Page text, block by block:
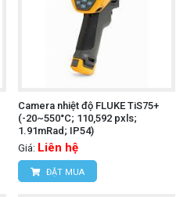
Camera nhiệt độ FLUKE TiS75+
(-20~550°C; 110,592 pxls;
1.91mRad; IP54)
Giá: Liên hệ
ĐẶT MUA